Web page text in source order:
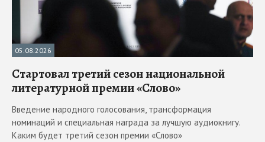
05.08.2026
Стартовал третий сезон национальной
литературной премии «Слово»
Введение народного голосования, трансформация
номинаций и специальная награда за лучшую аудиокнигу.
Каким будет третий сезон премии «Слово»